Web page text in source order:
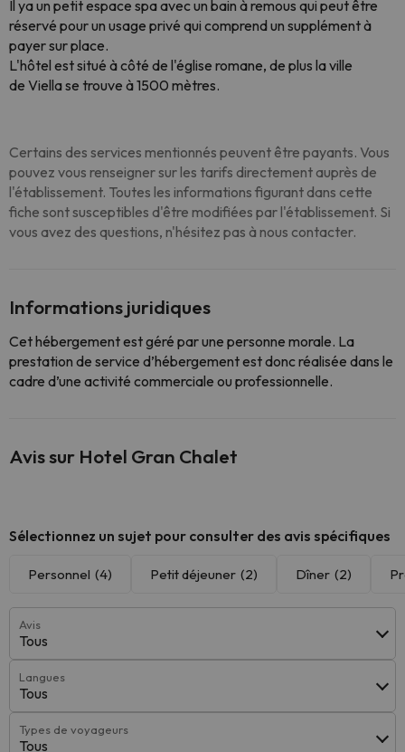
Il ya un petit espace spa avec un bain à remous qui peut être
réservé pour un usage privé qui comprend un supplément à
payer sur place.
L'hôtel est situé à côté de l'église romane, de plus la ville
de Viella se trouve à 1500 mètres.
Certains des services mentionnés peuvent être payants. Vous
pouvez vous renseigner sur les tarifs directement auprès de
l'établissement. Toutes les informations figurant dans cette
fiche sont susceptibles d'être modifiées par l'établissement. Si
vous avez des questions, n'hésitez pas à nous contacter.
Informations juridiques
Cet hébergement est géré par une personne morale. La
prestation de service d’hébergement est donc réalisée dans le
cadre d’une activité commerciale ou professionnelle.
Avis sur Hotel Gran Chalet
Sélectionnez un sujet pour consulter des avis spécifiques
Personnel (4) Petit déjeuner (2) Dîner (2)
Avis
Tous
Langues
Tous
Types de voyageurs
Tous